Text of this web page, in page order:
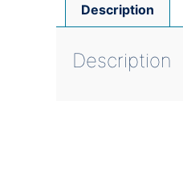
Description
Description